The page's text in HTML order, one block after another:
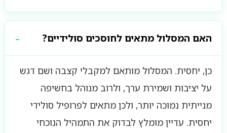
האם המסלול מתאים לחוסכים סולידיים?
כן, יחסית. המסלול מותאם למקבלי קצבה ושם דגש
על יציבות ושמירת ערך, ולרוב מנוהל בחשיפה
מנייתית נמוכה יותר, ולכן מתאים לפרופיל סולידי
יחסית. עדיין מומלץ לבדוק את התמהיל הנוכחי